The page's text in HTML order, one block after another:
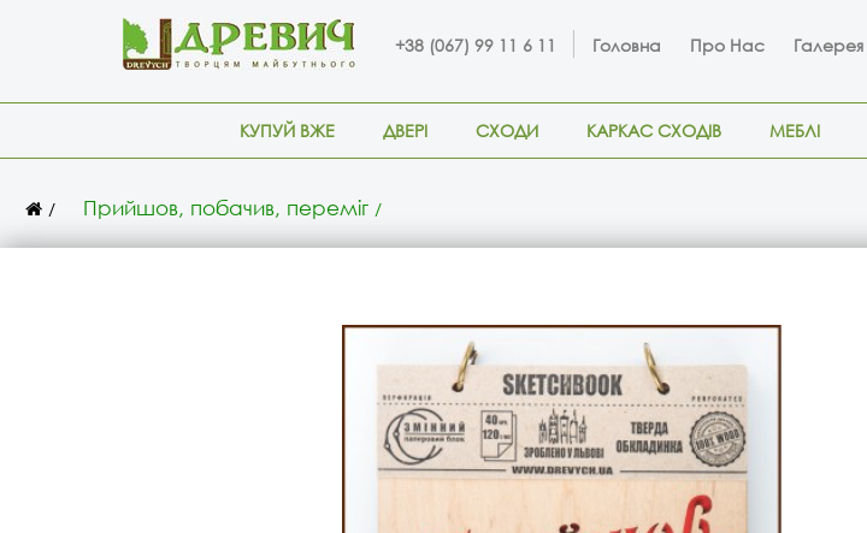
+38 (067) 99 11 6 11 Головна Про Нас Галерея
КУПУЙ ВЖЕ ДВЕРІ СХОДИ КАРКАС СХОДІВ МЕБЛІ
Прийшов, побачив, переміг